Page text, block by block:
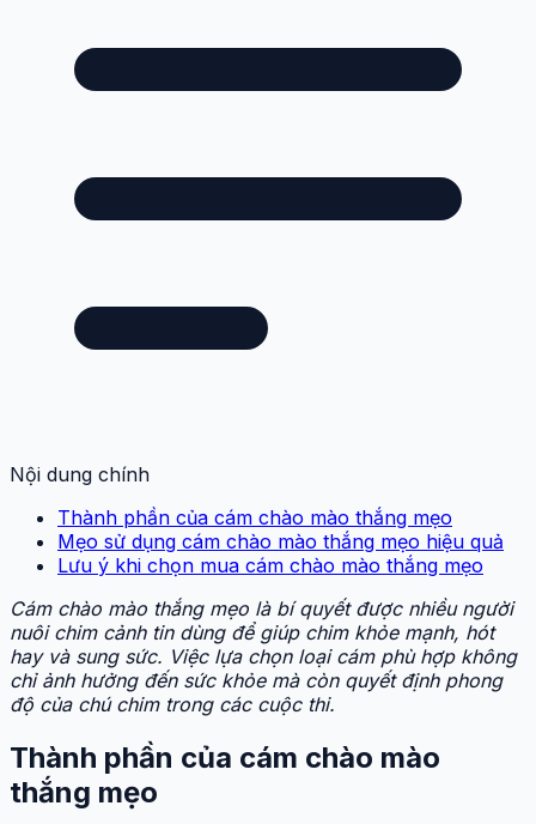
Nội dung chính
Thành phần của cám chào mào thắng mẹo
Mẹo sử dụng cám chào mào thắng mẹo hiệu quả
Lưu ý khi chọn mua cám chào mào thắng mẹo
Cám chào mào thắng mẹo là bí quyết được nhiều người
nuôi chim cảnh tin dùng để giúp chim khỏe mạnh, hót
hay và sung sức. Việc lựa chọn loại cám phù hợp không
chỉ ảnh hưởng đến sức khỏe mà còn quyết định phong
độ của chú chim trong các cuộc thi.
Thành phần của cám chào mào
thắng mẹo